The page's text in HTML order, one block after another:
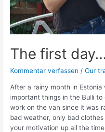
The first
Kommentar verfassen /Our
After a rainy month in
important things in the Bulli
work on the van since it was
bad weather, only bad
your motivation up all the